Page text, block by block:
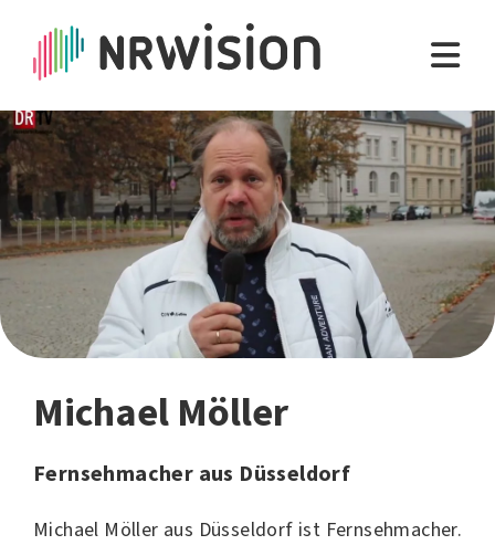
Michael Möller
Fernsehmacher aus Düsseldorf
Michael Möller aus Düsseldorf ist Fernsehmacher.